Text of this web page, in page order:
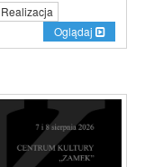
Realizacja
Oglądaj